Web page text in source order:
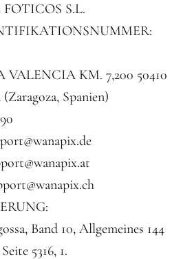
FOTICOS S.L.
VALENCIA KM. 7,200 50410
Spanien)
Band 10, Allgemeines 144
5316, 1.